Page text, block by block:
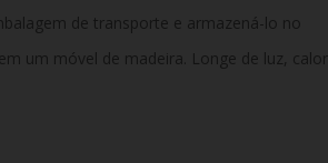
de transporte e armazená-lo no
um móvel de madeira. Longe de luz, calor